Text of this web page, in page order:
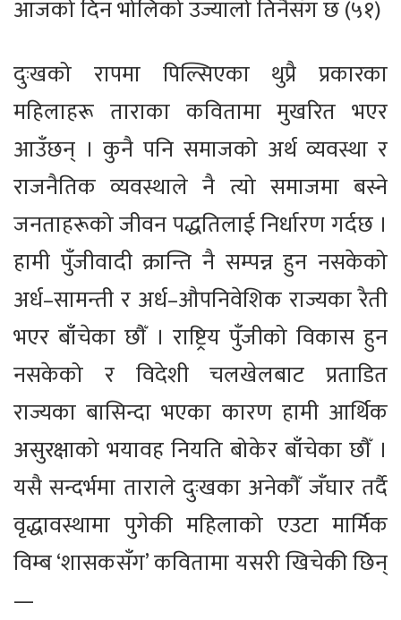
आजको दिन भोलिको उज्यालो तिनैसँग छ (५१)
दुःखको रापमा पिल्सिएका थुप्रै प्रकारका
महिलाहरू ताराका कवितामा मुखरित भएर
आउँछन् । कुनै पनि समाजको अर्थ व्यवस्था र
राजनैतिक व्यवस्थाले नै त्यो समाजमा बस्ने
जनताहरूको जीवन पद्धतिलाई निर्धारण गर्दछ ।
हामी पुँजीवादी क्रान्ति नै सम्पन्न हुन नसकेको
अर्ध–सामन्ती र अर्ध–औपनिवेशिक राज्यका रैती
भएर बाँचेका छौँ । राष्ट्रिय पुँजीको विकास हुन
नसकेको र विदेशी चलखेलबाट प्रताडित
राज्यका बासिन्दा भएका कारण हामी आर्थिक
असुरक्षाको भयावह नियति बोकेर बाँचेका छौँ ।
यसै सन्दर्भमा ताराले दुःखका अनेकौँ जँघार तर्दै
वृद्धावस्थामा पुगेकी महिलाको एउटा मार्मिक
विम्ब ‘शासकसँग’ कवितामा यसरी खिचेकी छिन्
—